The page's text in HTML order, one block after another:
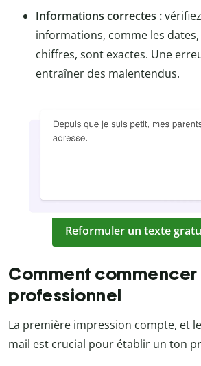
Informations correctes :
informations, comme les
chiffres, sont exactes. Une
entraîner des malentendus.
Reformuler un texte
Comment commencer
professionnel
La première impression compte, et
mail est crucial pour établir un ton